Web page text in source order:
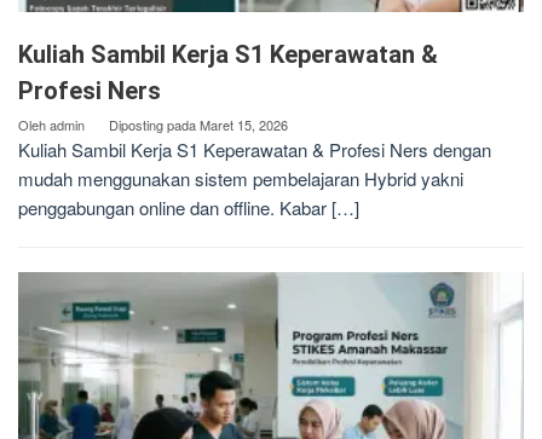
Kuliah Sambil Kerja S1 Keperawatan &
Profesi Ners
Olehadmin Diposting padaMaret 15, 2026
Kuliah Sambil Kerja S1 Keperawatan & Profesi Ners dengan
mudah menggunakan sistem pembelajaran Hybrid yakni
penggabungan online dan offline. Kabar […]